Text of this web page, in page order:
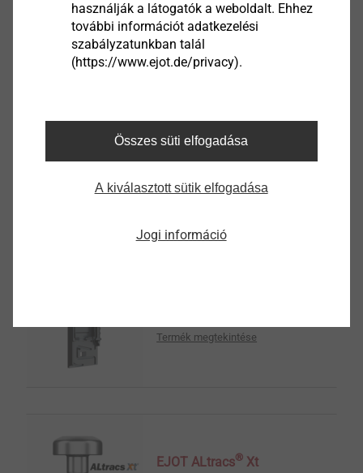
Termék megtekintése
Housing
Termék megtekintése
EJOT ALtracs® Xt
használják a látogatók a weboldalt. Ehhez
további információt adatkezelési
szabályzatunkban talál
(https://www.ejot.de/privacy).
Összes süti elfogadása
A kiválasztott sütik elfogadása
Jogi információ